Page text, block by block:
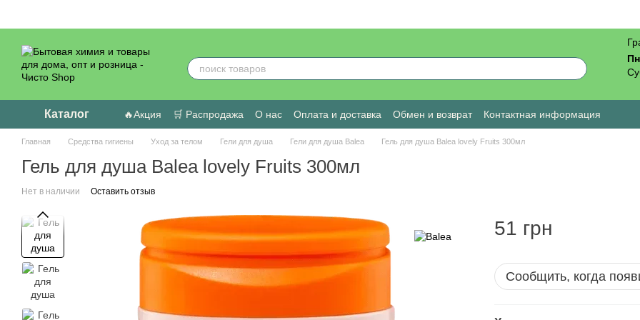
Каталог 🔥Акция 🛒 Распродажа О нас Оплата и доставка Обмен и возврат
Контактная информация
Пользовательское соглашение
Отзывы о магазине
Главная Средства гигиены Уход за телом Гели для душа Гели для душа Balea Гель для душа Balea lovely Fruits 300мл
Гель для душа Balea lovely Fruits 300мл
Нет в наличии Оставить отзыв
51 грн
Сообщить, когда